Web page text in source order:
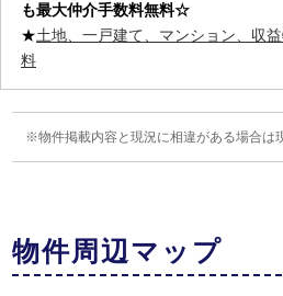
も最大仲介手数料無料☆
★土地、一戸建て、マンション、収
料
物件掲載内容と現況に相違がある場合は
物件周辺マップ